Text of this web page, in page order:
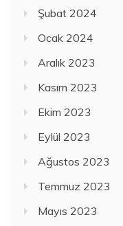
Şubat 2024
Ocak 2024
Aralık 2023
Kasım 2023
Ekim 2023
Eylül 2023
Ağustos 2023
Temmuz 2023
Mayıs 2023